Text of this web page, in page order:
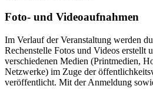
Foto- und Videoaufnahmen
Im Verlauf der Veranstaltung werden
Rechenstelle Fotos und Videos erstellt
verschiedenen Medien (Printmedien,
Netzwerke) im Zuge der
veröffentlicht. Mit der Anmeldung